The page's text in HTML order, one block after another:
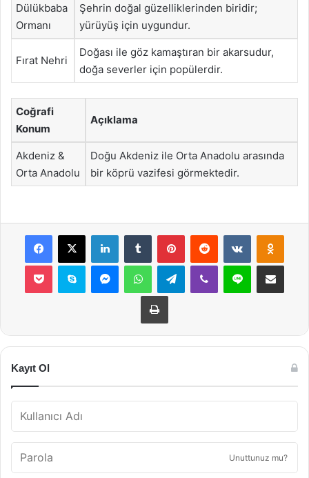
Dülükbaba
Ormanı
Şehrin doğal güzelliklerinden biridir;
yürüyüş için uygundur.
Fırat Nehri
Doğası ile göz kamaştıran bir akarsudur,
doğa severler için popülerdir.
Coğrafi
Konum
Açıklama
Akdeniz &
Orta Anadolu
Doğu Akdeniz ile Orta Anadolu arasında
bir köprü vazifesi görmektedir.
Facebook
X LinkedInTumblr PinterestReddit VKontakte
Pocket Skype MessengerWhatsAppTelegramViber Line E-Posta ile
Yazdır
Kayıt Ol
Unuttunuz mu?